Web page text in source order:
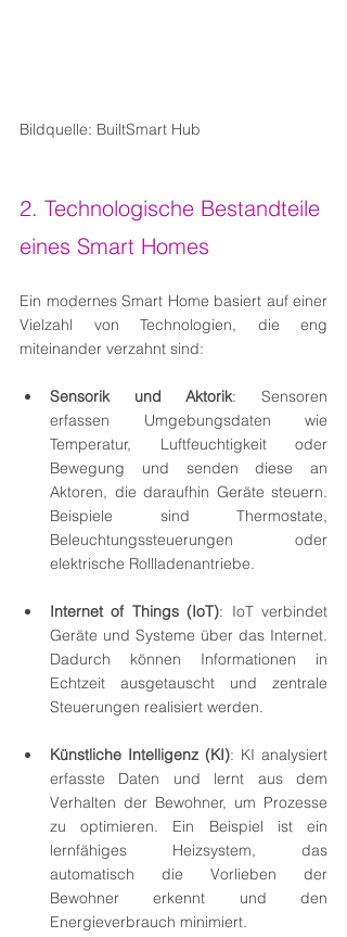
Bildquelle: BuiltSmart Hub
2. Technologische Bestandteile
eines Smart Homes
Ein modernes Smart Home basiert auf einer
Vielzahl von Technologien, die eng
miteinander verzahnt sind:
Sensorik und Aktorik: Sensoren
erfassen Umgebungsdaten wie
Temperatur, Luftfeuchtigkeit oder
Bewegung und senden diese an
Aktoren, die daraufhin Geräte steuern.
Beispiele sind Thermostate,
Beleuchtungssteuerungen oder
elektrische Rollladenantriebe.
Internet of Things (IoT): IoT verbindet
Geräte und Systeme über das Internet.
Dadurch können Informationen in
Echtzeit ausgetauscht und zentrale
Steuerungen realisiert werden.
Künstliche Intelligenz (KI): KI analysiert
erfasste Daten und lernt aus dem
Verhalten der Bewohner, um Prozesse
zu optimieren. Ein Beispiel ist ein
lernfähiges Heizsystem, das
automatisch die Vorlieben der
Bewohner erkennt und den
Energieverbrauch minimiert.